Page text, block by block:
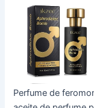
Perfume de